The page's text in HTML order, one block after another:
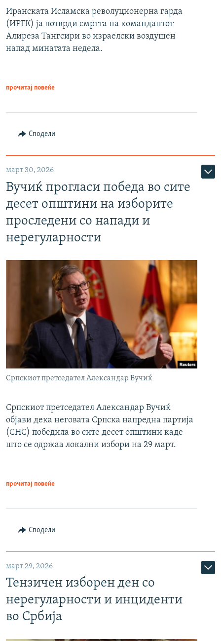
Иранската Исламска револуционерна гарда
(ИРГК) ја потврди смртта на командантот
Алиреза Тангсири во израелски воздушен
напад минатата недела.
прочитај повеќе
Сподели
март 30, 2026
Вучиќ прогласи победа во сите
десет општини на изборите
проследени со напади и
нерегуларности
Српскиот претседател Александар Вучиќ
Српскиот претседател Александар Вучиќ
објави дека неговата Српска напредна партија
(СНС) победила во сите десет општини каде
што се одржаа локални избори на 29 март.
прочитај повеќе
Сподели
март 29, 2026
Тензичен изборен ден со
нерегуларности и инциденти
во Србија